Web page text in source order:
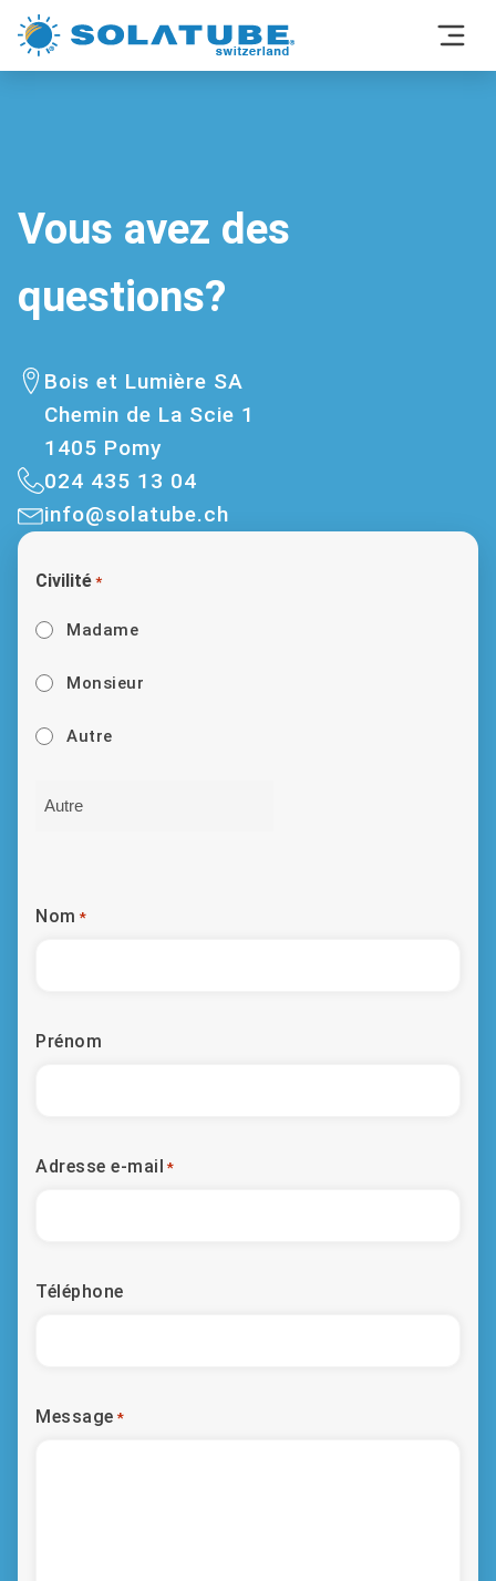
Vous avez des
questions?
Bois et Lumière SA
Chemin de La Scie 1
1405 Pomy
024 435 13 04
info@solatube.ch
Civilité *
Madame
Monsieur
Autre
Nom *
Prénom
Adresse e-mail *
Téléphone
Message *